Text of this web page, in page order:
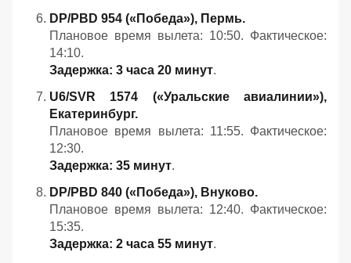
DP/PBD 954 («Победа»), Пермь.
Плановое время вылета: 10:50. Фактическое:
14:10.
Задержка: 3 часа 20 минут.
U6/SVR 1574 («Уральские авиалинии»),
Екатеринбург.
Плановое время вылета: 11:55. Фактическое:
12:30.
Задержка: 35 минут.
DP/PBD 840 («Победа»), Внуково.
Плановое время вылета: 12:40. Фактическое:
15:35.
Задержка: 2 часа 55 минут.